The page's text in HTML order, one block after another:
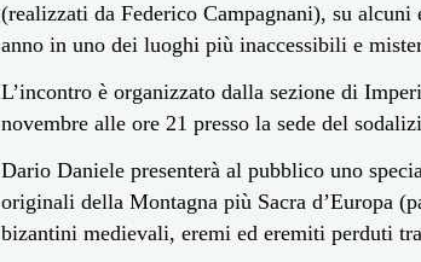
(realizzati da Federico Campagnani), su
anno in uno dei luoghi più inaccessibili e
L’incontro è organizzato dalla sezione di
novembre alle ore 21 presso la sede del
Dario Daniele presenterà al pubblico uno
originali della Montagna più Sacra d’Europa
bizantini medievali, eremi ed eremiti perduti